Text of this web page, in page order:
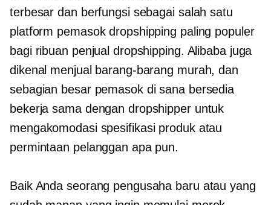
terbesar dan berfungsi sebagai salah satu
platform pemasok dropshipping paling populer
bagi ribuan penjual dropshipping. Alibaba juga
dikenal menjual barang-barang murah, dan
sebagian besar pemasok di sana bersedia
bekerja sama dengan dropshipper untuk
mengakomodasi spesifikasi produk atau
permintaan pelanggan apa pun.
Baik Anda seorang pengusaha baru atau yang